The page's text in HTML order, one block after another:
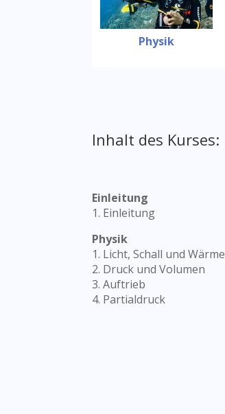
Physik
Inhalt des Kurses:
Einleitung
1. Einleitung
Physik
1. Licht, Schall und Wärme
2. Druck und Volumen
3. Auftrieb
4. Partialdruck